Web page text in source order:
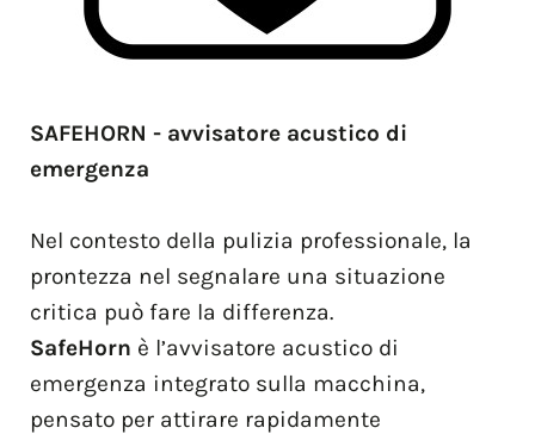
SAFEHORN - avvisatore acustico di
emergenza
Nel contesto della pulizia professionale, la
prontezza nel segnalare una situazione
critica può fare la differenza.
SafeHorn è l’avvisatore acustico di
emergenza integrato sulla macchina,
pensato per attirare rapidamente